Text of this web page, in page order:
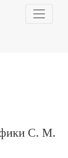
Эйзенштейна
С. М.